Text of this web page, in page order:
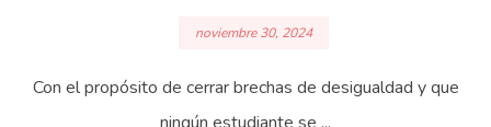
noviembre 30, 2024
Con el propósito de cerrar brechas de desigualdad y que